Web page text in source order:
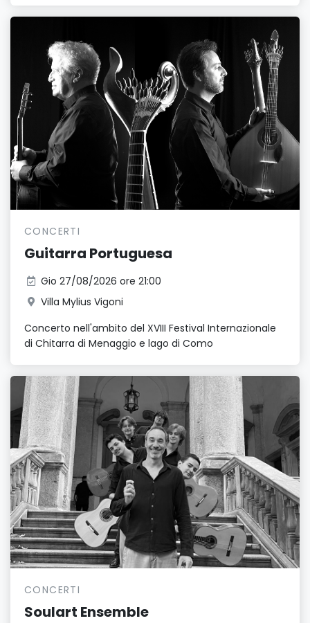
CONCERTI
Guitarra Portuguesa
Gio 27/08/2026 ore 21:00
Villa Mylius Vigoni
Concerto nell'ambito del XVIII Festival Internazionale
di Chitarra di Menaggio e lago di Como
CONCERTI
Soulart Ensemble